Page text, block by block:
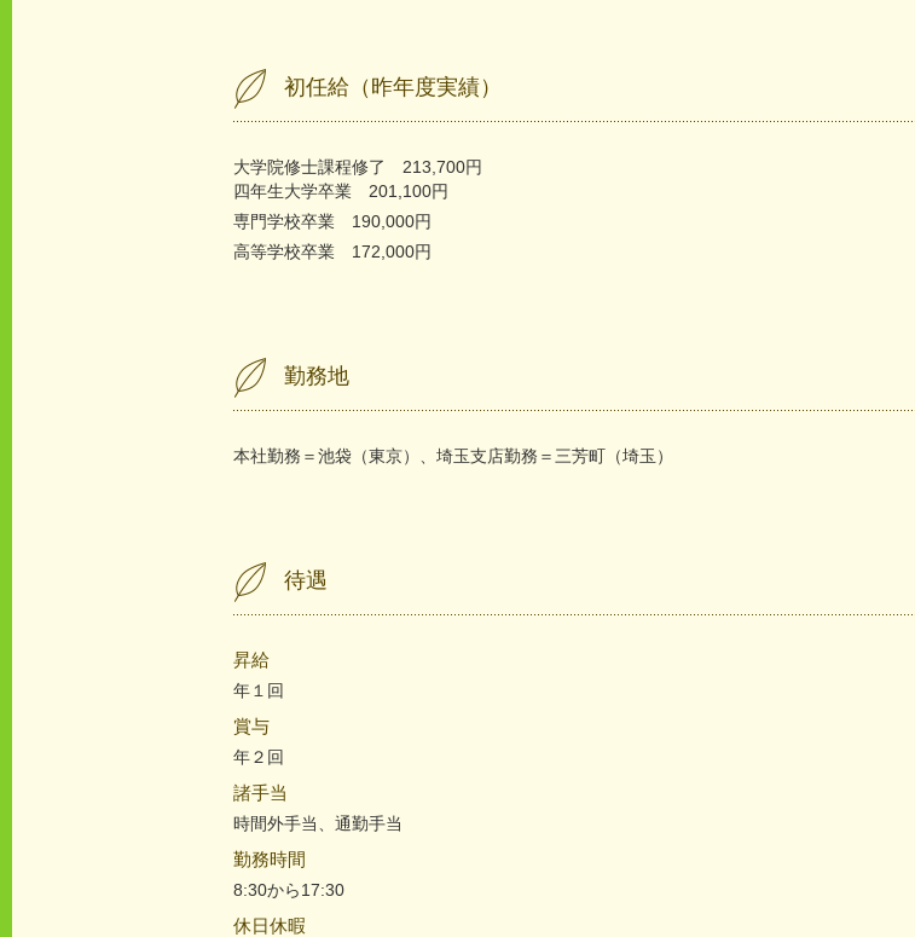
初任給（昨年度実績）
大学院修士課程修了 213,700円
四年生大学卒業 201,100円
専門学校卒業 190,000円
高等学校卒業 172,000円
勤務地
本社勤務＝池袋（東京）、埼玉支店勤務＝三芳町（埼玉）
待遇
昇給
年１回
賞与
年２回
諸手当
時間外手当、通勤手当
勤務時間
8:30から17:30
休日休暇